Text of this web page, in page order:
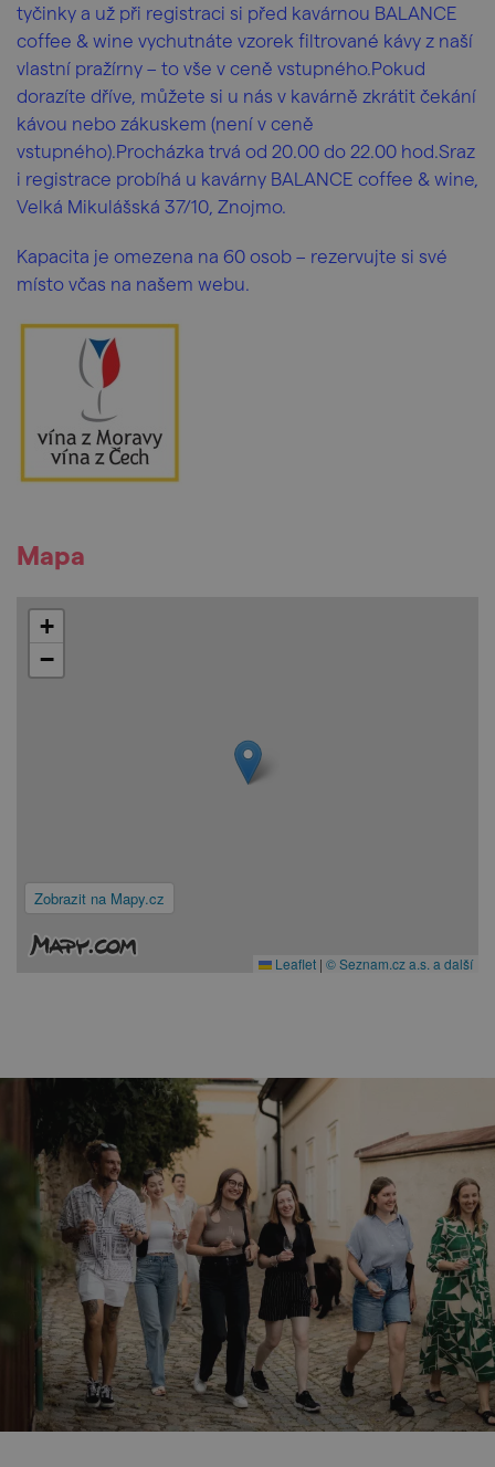
tyčinky a už při registraci si před kavárnou BALANCE
coffee & wine vychutnáte vzorek filtrované kávy z naší
vlastní pražírny – to vše v ceně vstupného.Pokud
dorazíte dříve, můžete si u nás v kavárně zkrátit čekání
kávou nebo zákuskem (není v ceně
vstupného).Procházka trvá od 20.00 do 22.00 hod.Sraz
i registrace probíhá u kavárny BALANCE coffee & wine,
Velká Mikulášská 37/10, Znojmo.
Kapacita je omezena na 60 osob – rezervujte si své
místo včas na našem webu.
Mapa
Zobrazit na Mapy.cz
+
−
Leaflet | © Seznam.cz a.s. a další